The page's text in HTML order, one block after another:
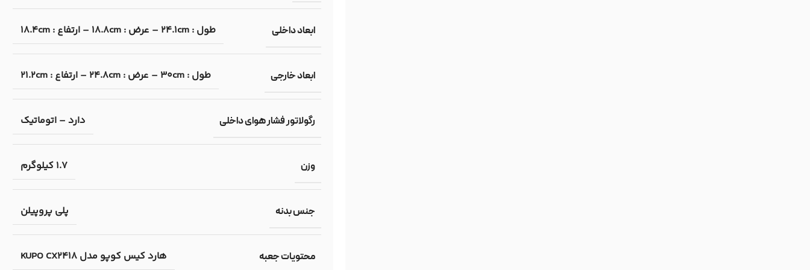
ابعاد داخلی طول : 24.1cm – عرض : 18.8cm – ارتفاع : 18.4cm
ابعاد خارجی طول : 30cm – عرض : 24.8cm – ارتفاع : 21.2cm
رگولاتور فشار هوای داخلی دارد – اتوماتیک
وزن 1.7 کیلوگرم
جنس بدنه پلی پروپیلن
محتویات جعبه هارد کیس کوپو مدل KUPO CX2418